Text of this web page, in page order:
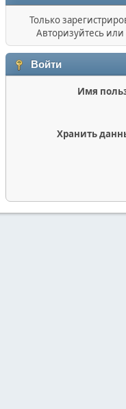
Только
Авторизуйтесь или
Войти
Имя
Хранить